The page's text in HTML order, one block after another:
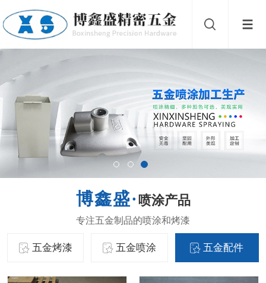
喷涂产品
五金烤漆 五金喷涂 五金配件